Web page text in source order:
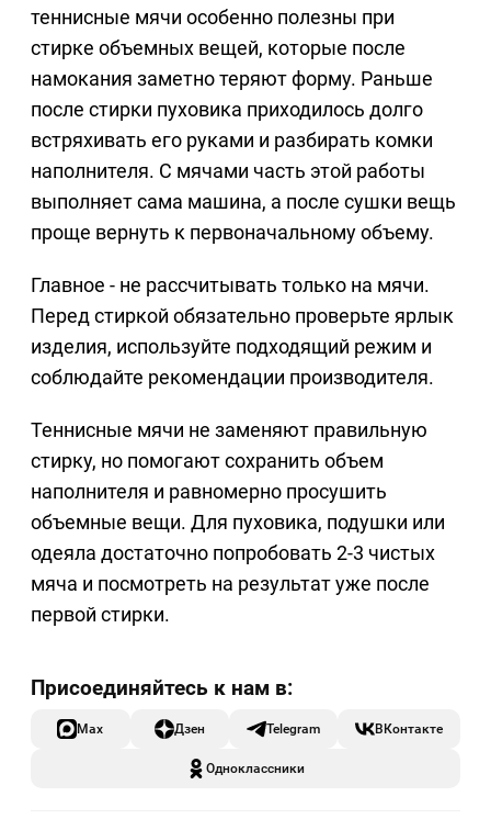
теннисные мячи особенно полезны при
стирке объемных вещей, которые после
намокания заметно теряют форму. Раньше
после стирки пуховика приходилось долго
встряхивать его руками и разбирать комки
наполнителя. С мячами часть этой работы
выполняет сама машина, а после сушки вещь
проще вернуть к первоначальному объему.
Главное - не рассчитывать только на мячи.
Перед стиркой обязательно проверьте ярлык
изделия, используйте подходящий режим и
соблюдайте рекомендации производителя.
Теннисные мячи не заменяют правильную
стирку, но помогают сохранить объем
наполнителя и равномерно просушить
объемные вещи. Для пуховика, подушки или
одеяла достаточно попробовать 2-3 чистых
мяча и посмотреть на результат уже после
первой стирки.
Max Дзен Telegram ВКонтакте
Одноклассники